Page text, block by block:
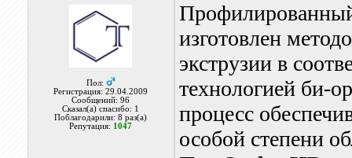
Пол:
Регистрация: 29.04.2009
Сообщений: 96
Сказал(а) спасибо: 1
Поблагодарили: 8 раз(а)
Репутация: 1047
изготовлен
экструзии в
технологией би-
процесс
особой степени